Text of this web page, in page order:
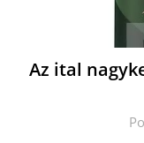
Az ital